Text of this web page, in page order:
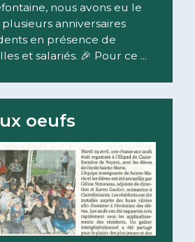
nous avons eu le
anniversaires
en présence de
et salariés. 🎉 Pour ce ...
la suite
oeufs